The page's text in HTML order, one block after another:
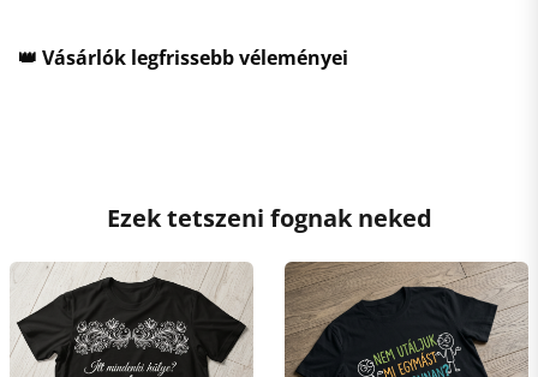
👑 Vásárlók legfrissebb véleményei
Ezek tetszeni fognak neked